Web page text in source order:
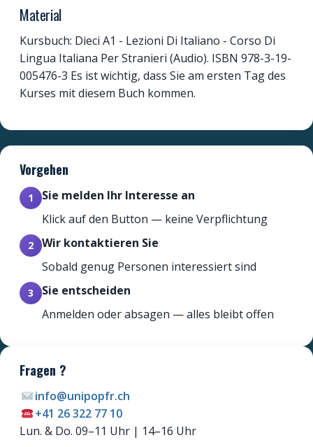
Material
Kursbuch: Dieci A1 - Lezioni Di Italiano - Corso Di
Lingua Italiana Per Stranieri (Audio). ISBN 978-3-19-
005476-3 Es ist wichtig, dass Sie am ersten Tag des
Kurses mit diesem Buch kommen.
Vorgehen
1
Sie melden Ihr Interesse an
Klick auf den Button — keine Verpflichtung
2
Wir kontaktieren Sie
Sobald genug Personen interessiert sind
3
Sie entscheiden
Anmelden oder absagen — alles bleibt offen
Fragen ?
info@unipopfr.ch
+41 26 322 77 10
Lun. & Do. 09–11 Uhr | 14–16 Uhr
Newsletter